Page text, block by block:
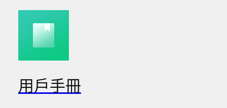
用戶手冊